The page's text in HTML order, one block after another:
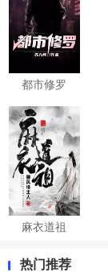
都市修罗
麻衣道祖
热门推荐